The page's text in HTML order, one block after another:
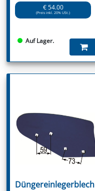
€ 54.00
(Preis inkl. 20% USt.)
Auf Lager.
Düngereinlegerblech